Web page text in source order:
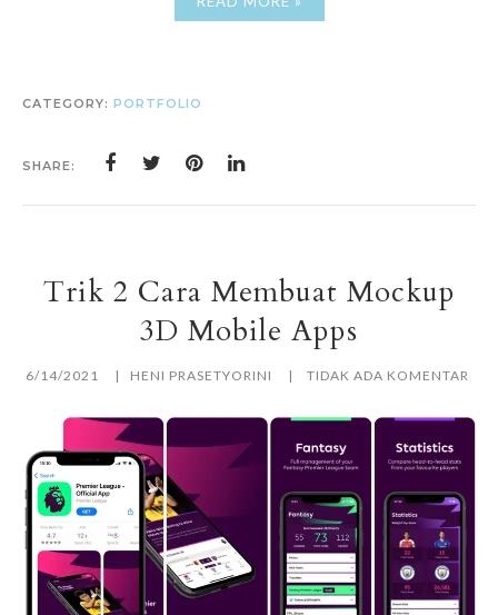
CATEGORY: PORTFOLIO
SHARE:
Trik 2 Cara Membuat Mockup
3D Mobile Apps
6/14/2021 HENI PRASETYORINI TIDAK ADA KOMENTAR